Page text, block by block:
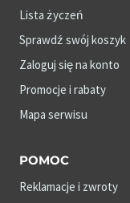
Lista życzeń
Sprawdź swój koszyk
Zaloguj się na konto
Promocje i rabaty
Mapa serwisu
POMOC
Reklamacje i zwroty